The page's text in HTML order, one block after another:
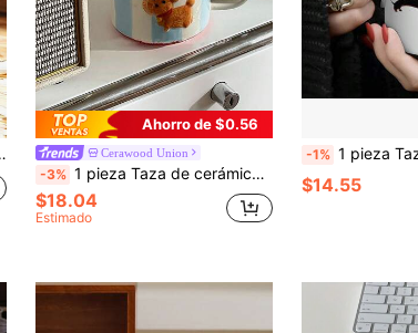
Ahorro de $0.56
Cerawood Union
-3% 1 pieza Taza de cerámica con perro pintado a mano, diseño creativo de rayas en relieve, adecuado para reuniones y fiestas, taza linda para desayuno, leche, gachas, té de la tarde o café, regalo perfecto para la sala de estar o el dormitorio
$18.04
Estimado
-1% 1 pieza Taza de café de cerámica con diseño de perro salchicha, regalos creativos para amantes de los perros, taza de cerámica multifuncional de 11oz, regalos interesantes
$14.55